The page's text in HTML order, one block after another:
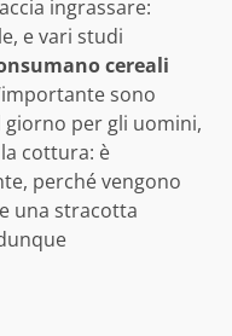
ingrassare:
e vari studi
cereali
sono
per gli uomini,
cottura: è
perché vengono
una stracotta